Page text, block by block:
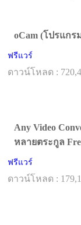
oCam (โปรแก
ฟรีแวร์
ดาวน์โหลด :
Any Video
หลายตระกูล
ฟรีแวร์
ดาวน์โหลด :